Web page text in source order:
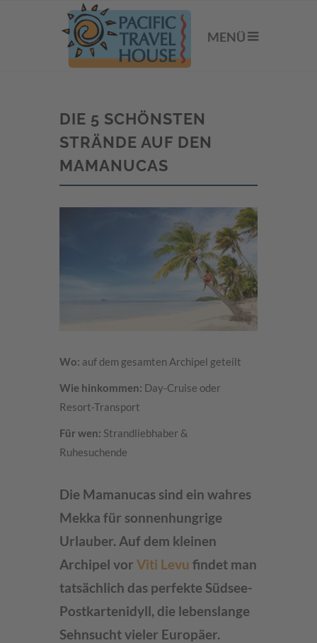
MENÜ
DIE 5 SCHÖNSTEN
STRÄNDE AUF DEN
MAMANUCAS
Wo: auf dem gesamten Archipel geteilt
Wie hinkommen: Day-Cruise oder
Resort-Transport
Für wen: Strandliebhaber &
Ruhesuchende
Die Mamanucas sind ein wahres
Mekka für sonnenhungrige
Urlauber. Auf dem kleinen
Archipel vor Viti Levu findet man
tatsächlich das perfekte Südsee-
Postkartenidyll, die lebenslange
Sehnsucht vieler Europäer.